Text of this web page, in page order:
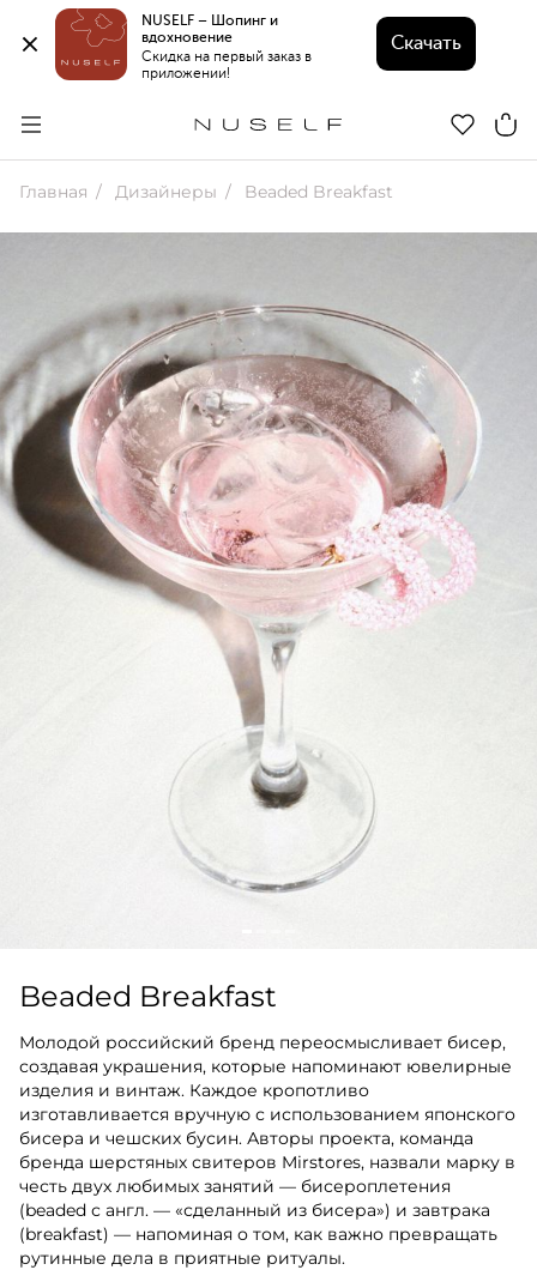
NUSELF – Шопинг и
вдохновение
Скидка на первый заказ в
приложении!
Скачать
Главная Дизайнеры Beaded Breakfast
Beaded Breakfast
Молодой российский бренд переосмысливает бисер,
создавая украшения, которые напоминают ювелирные
изделия и винтаж. Каждое кропотливо
изготавливается вручную с использованием японского
бисера и чешских бусин. Авторы проекта, команда
бренда шерстяных свитеров Mirstores, назвали марку в
честь двух любимых занятий — бисероплетения
(beaded с англ. — «сделанный из бисера») и завтрака
(breakfast) — напоминая о том, как важно превращать
рутинные дела в приятные ритуалы.